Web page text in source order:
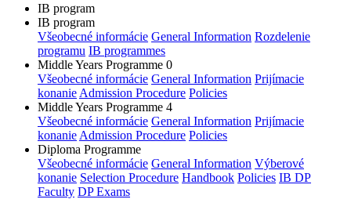
IB program
IB program
Všeobecné informácie General Information Rozdelenie
programu IB programmes
Middle Years Programme 0
Všeobecné informácie General Information Prijímacie
konanie Admission Procedure Policies
Middle Years Programme 4
Všeobecné informácie General Information Prijímacie
konanie Admission Procedure Policies
Diploma Programme
Všeobecné informácie General Information Výberové
konanie Selection Procedure Handbook Policies IB DP
Faculty DP Exams